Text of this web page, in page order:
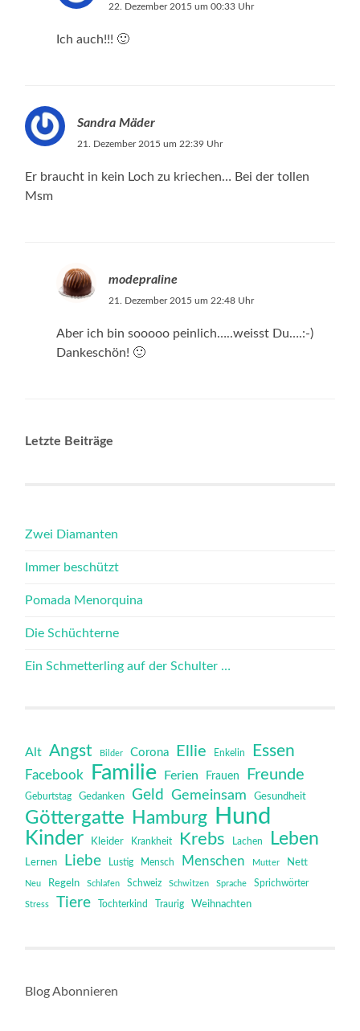
22. Dezember 2015 um 00:33 Uhr
Ich auch!!! 🙂
Sandra Mäder
21. Dezember 2015 um 22:39 Uhr
Er braucht in kein Loch zu kriechen… Bei der tollen
Msm
modepraline
21. Dezember 2015 um 22:48 Uhr
Aber ich bin sooooo peinlich…..weisst Du….:-)
Dankeschön! 🙂
Letzte Beiträge
Zwei Diamanten
Immer beschützt
Pomada Menorquina
Die Schüchterne
Ein Schmetterling auf der Schulter …
Alt Angst Bilder Corona Ellie Enkelin Essen
Facebook Familie Ferien Frauen Freunde
Geburtstag Gedanken Geld Gemeinsam Gesundheit
Göttergatte Hamburg Hund
Kinder Kleider Krankheit Krebs Lachen Leben
Lernen Liebe Lustig Mensch Menschen Mutter Nett
Neu Regeln Schlafen Schweiz Schwitzen Sprache Sprichwörter
Stress Tiere Tochterkind Traurig Weihnachten
Blog Abonnieren